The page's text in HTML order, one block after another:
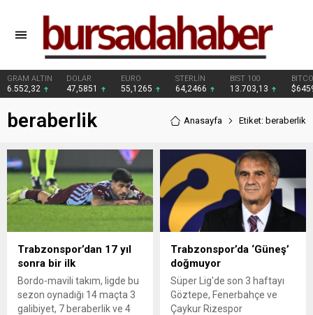
GRAM ALTIN
6.552,32
DOLAR
47,5851
EURO
55,1265
STERLİN
64,2466
BIST 100
13.703,13
beraberlik Anasayfa Etiket: beraberlik
Trabzonspor’dan 17 yıl
sonra bir ilk
Bordo-mavili takım, ligde bu
sezon oynadığı 14 maçta 3
galibiyet, 7 beraberlik ve 4
Trabzonspor’da ‘Güneş’
doğmuyor
Süper Lig'de son 3 haftayı
Göztepe, Fenerbahçe ve
Çaykur Rizespor